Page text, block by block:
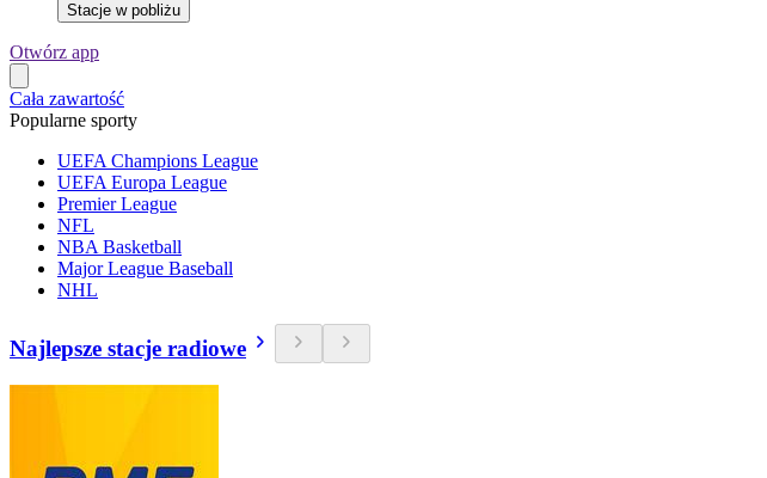
Stacje w pobliżu
Otwórz app
Cała zawartość
Popularne sporty
UEFA Champions League
UEFA Europa League
Premier League
NFL
NBA Basketball
Major League Baseball
NHL
Najlepsze stacje radiowe